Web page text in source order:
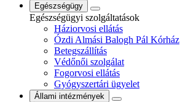
Egészségügy
Egészségügyi szolgáltatások
Háziorvosi ellátás
Ózdi Almási Balogh Pál Kórház
Betegszállítás
Védőnői szolgálat
Fogorvosi ellátás
Gyógyszertári ügyelet
Állami intézmények